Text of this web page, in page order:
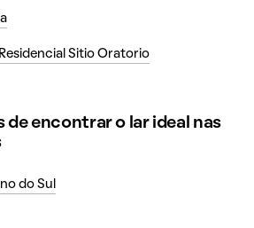
Sitio Oratorio
de encontrar o lar ideal nas
do Sul